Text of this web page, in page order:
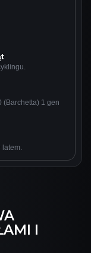
(Barchetta) 1 gen
I